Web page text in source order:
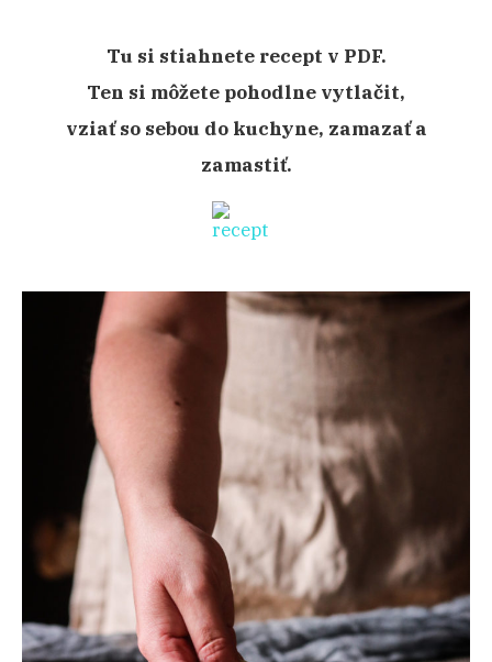
Tu si stiahnete recept v PDF.
Ten si môžete pohodlne vytlačit,
vziať so sebou do kuchyne, zamazať a
zamastiť.